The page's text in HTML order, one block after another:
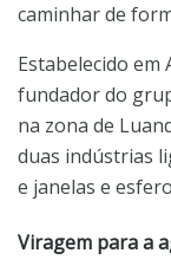
caminhar de
Estabelecido em
fundador do
na zona de
duas indústrias
e janelas e
Viragem para a